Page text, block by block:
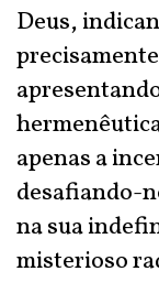
Deus,
apenas a
desafiando-
na sua
misterioso